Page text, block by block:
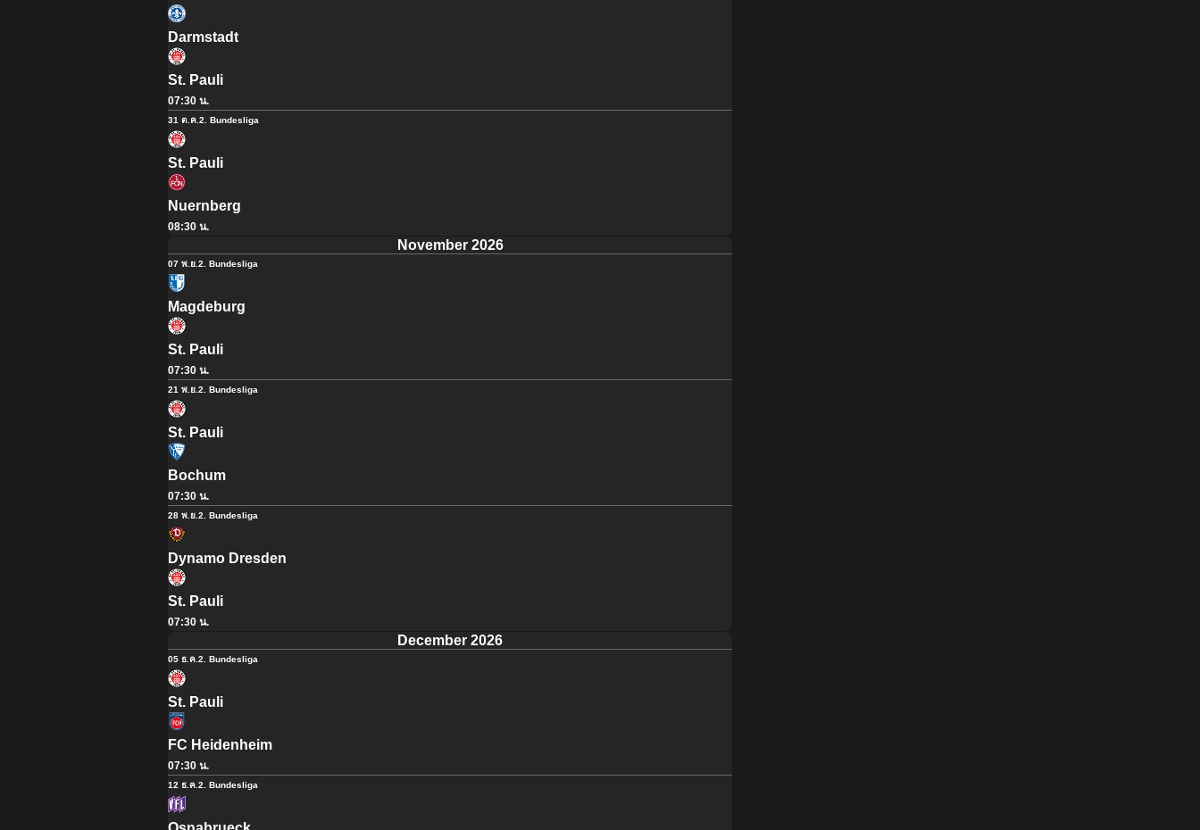
Darmstadt
St. Pauli
07:30 น.
31 ต.ค.2. Bundesliga
St. Pauli
Nuernberg
08:30 น.
November 2026
07 พ.ย.2. Bundesliga
Magdeburg
St. Pauli
07:30 น.
21 พ.ย.2. Bundesliga
St. Pauli
Bochum
07:30 น.
28 พ.ย.2. Bundesliga
Dynamo Dresden
St. Pauli
07:30 น.
December 2026
05 ธ.ค.2. Bundesliga
St. Pauli
FC Heidenheim
07:30 น.
12 ธ.ค.2. Bundesliga